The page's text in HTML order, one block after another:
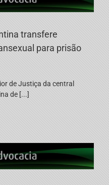
transfere
para prisão
de Justiça da central
de [...]